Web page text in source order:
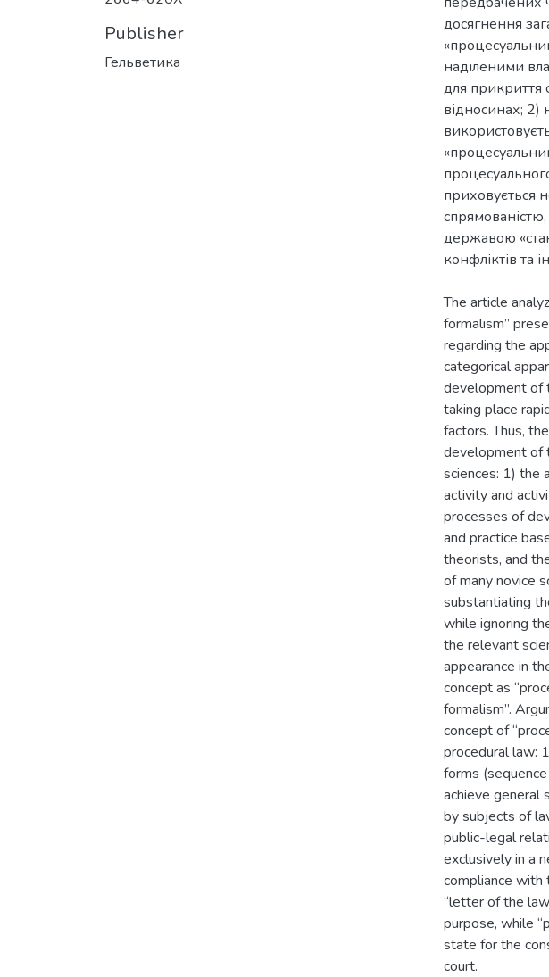
Publisher
Гельветика
досягнення
наділеними
для прикриття
відносинах; 2)
приховується
державою
The article
formalism”
regarding the
categorical
development of
taking place
factors. Thus,
development of
sciences: 1) the
activity and
processes of
and practice
theorists, and
of many novice
substantiating
while ignoring
the relevant
appearance in
concept as
formalism”.
concept of
procedural law:
forms
achieve general
by subjects of
public-legal
exclusively in a
compliance with
“letter of the
purpose, while
state for the
court.